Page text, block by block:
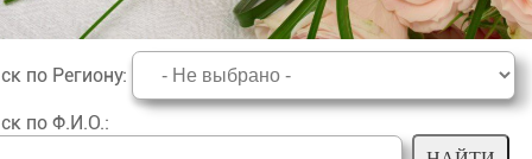
по Региону:
по Ф.И.О.: